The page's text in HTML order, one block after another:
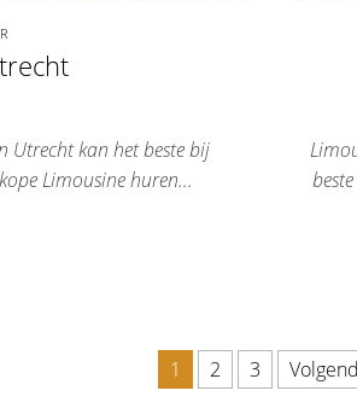
Utrecht kan het beste bij
Limousine huren…
1 2 3